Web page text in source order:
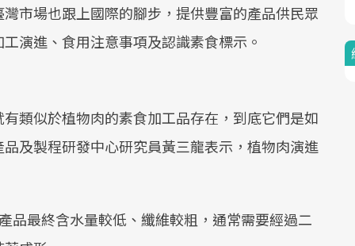
市場也跟上國際的腳步，提供豐富的產品供民眾
演進、食用注意事項及認識素食標示。
類似於植物肉的素食加工品存在，到底它們是如
及製程研發中心研究員黃三龍表示，植物肉演進
品最終含水量較低、纖維較粗，通常需要經過二